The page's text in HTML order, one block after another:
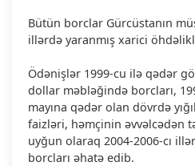
Bütün borclar Gürcüstanın
illərdə yaranmış xarici
Ödənişlər 1999-cu ilə qədər
dollar məbləğində borcları,
mayına qədər olan dövrdə
faizləri, həmçinin əvvəlcədən
uyğun olaraq 2004-2006-cı
borcları əhatə edib.